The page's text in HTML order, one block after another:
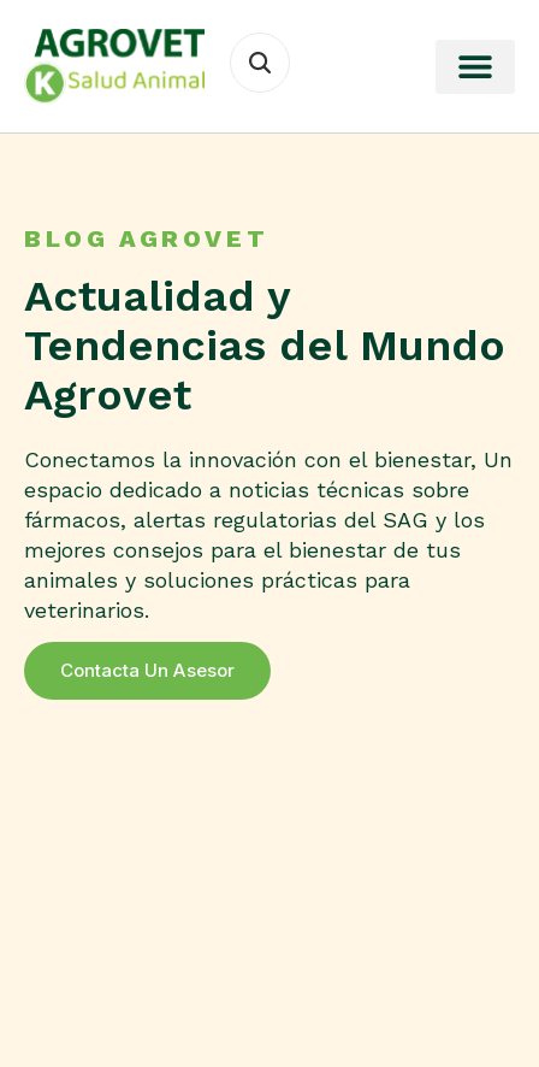
BLOG AGROVET
Actualidad y
Tendencias del Mundo
Agrovet
Conectamos la innovación con el bienestar, Un
espacio dedicado a noticias técnicas sobre
fármacos, alertas regulatorias del SAG y los
mejores consejos para el bienestar de tus
animales y soluciones prácticas para
veterinarios.
Contacta Un Asesor